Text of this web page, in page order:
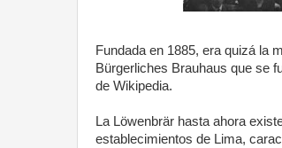
Fundada en 1885, era quizá la
Bürgerliches Brauhaus que se
de Wikipedia.
La Löwenbrär hasta ahora
establecimientos de Lima,